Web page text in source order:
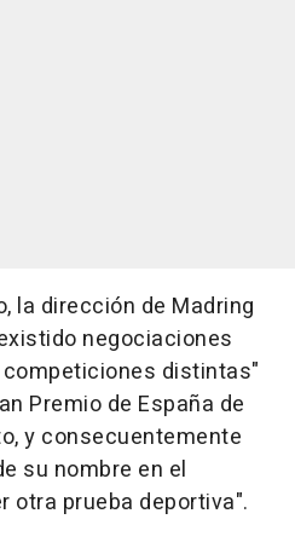
la dirección de Madring
negociaciones
distintas"
Premio de España de
y consecuentemente
su nombre en el
otra prueba deportiva".